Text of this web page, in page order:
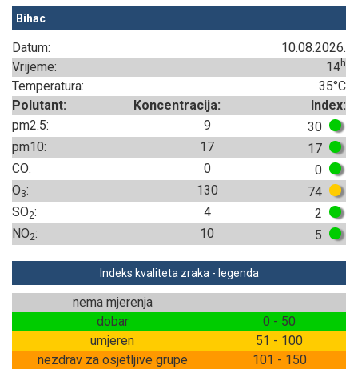
Bihac
Datum:
10.08.2026.
Vrijeme:
14h
Temperatura:
35°C
Polutant:
Koncentracija:
Index:
pm2.5:
9
30
pm10:
17
17
CO:
0
0
O3: 130
74
SO2: 4
2
NO2: 10 5
Indeks kvaliteta zraka - legenda
nema mjerenja
dobar
0 - 50
umjeren
51 - 100
nezdrav za osjetljive grupe
101 - 150